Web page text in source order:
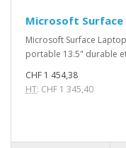
Microsoft Surface
Microsoft Surface
portable 13.5" durable
CHF 1 454,38
HT: CHF 1 345,40